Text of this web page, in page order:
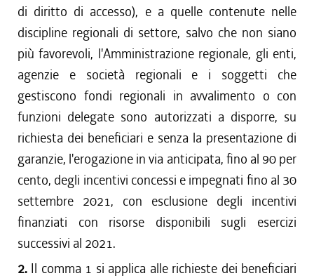
di diritto di accesso), e a quelle contenute nelle
discipline regionali di settore, salvo che non siano
più favorevoli, l'Amministrazione regionale, gli enti,
agenzie e società regionali e i soggetti che
gestiscono fondi regionali in avvalimento o con
funzioni delegate sono autorizzati a disporre, su
richiesta dei beneficiari e senza la presentazione di
garanzie, l'erogazione in via anticipata, fino al 90 per
cento, degli incentivi concessi e impegnati fino al 30
settembre 2021, con esclusione degli incentivi
finanziati con risorse disponibili sugli esercizi
successivi al 2021.
2. Il comma 1 si applica alle richieste dei beneficiari